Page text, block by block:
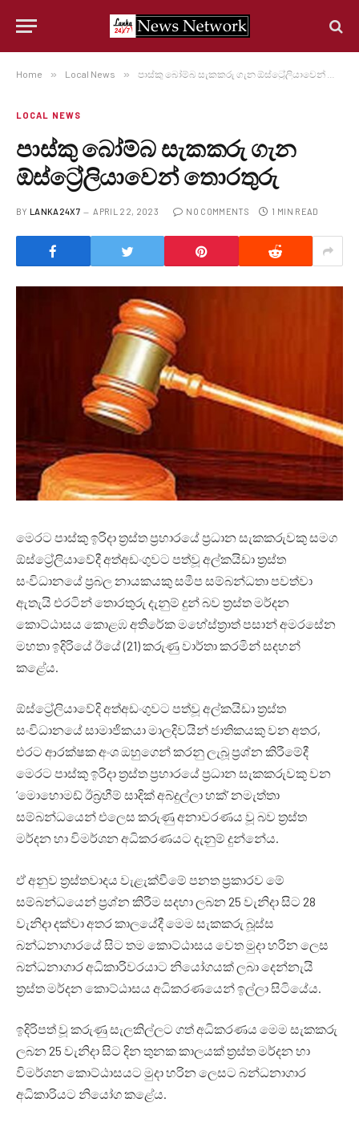
Home » Local News » පාස්කු බෝම්බ සැකකරු ගැන ඕස්ට්‍රේලියාවෙන් තොරතුරු
LOCAL NEWS
පාස්කු බෝම්බ සැකකරු ගැන
ඕස්ට්‍රේලියාවෙන් තොරතුරු
BY LANKA24X7 APRIL 22, 2023 NO COMMENTS 1 MIN READ
මෙරට පාස්කු ඉරිදා ත්‍රස්ත ප්‍රහාරයේ ප්‍රධාන සැකකරුවකු සමග
ඕස්ට්‍රේලියාවේදී අත්අඩංගුවට පත්වූ අල්කයිඩා ත්‍රස්ත
සංවිධානයේ ප්‍රබල නායකයකු සමීප සම්බන්ධතා පවත්වා
ඇතැයි එරටින් තොරතුරු දැනුම් දුන් බව ත්‍රස්ත මර්දන
කොට්ඨාසය කොළඹ අතිරේක මහේස්ත්‍රාත් පසාන් අමරසේන
මහතා ඉදිරියේ ඊයේ (21) කරුණු වාර්තා කරමින් සදහන්
කළේය.
ඕස්ට්‍රේලියාවේදි අත්අඩංගුවට පත්වූ අල්කයිඩා ත්‍රස්ත
සංවිධානයේ සාමාජිකයා මාලදිවයින් ජාතිකයකු වන අතර,
එරට ආරක්ෂක අංශ ඔහුගෙන් කරනු ලැබූ ප්‍රශ්න කිරීමේදී
මෙරට පාස්කු ඉරිදා ත්‍රස්ත ප්‍රහාරයේ ප්‍රධාන සැකකරුවකු වන
‘මොහොමඩ් ඊබ්‍රහීම් සාදික් අබ්දුල්ලා හක්’ නමැත්තා
සම්බන්ධයෙන් එලෙස කරුණු අනාවරණය වූ බව ත්‍රස්ත
මර්දන හා විමර්ශන අධිකරණයට දැනුම් දුන්නේය.
ඒ අනුව ත්‍රස්තවාදය වැළැක්වීමේ පනත ප්‍රකාරව මේ
සම්බන්ධයෙන් ප්‍රශ්න කිරීම සදහා ලබන 25 වැනිදා සිට 28
වැනිදා දක්වා අතර කාලයේදී මෙම සැකකරු බූස්ස
බන්ධනාගාරයේ සිට තම කොට්ඨාසය වෙත මුදා හරින ලෙස
බන්ධනාගාර අධිකාරිවරයාට නියෝගයක් ලබා දෙන්නැයි
ත්‍රස්ත මර්දන කොට්ඨාසය අධිකරණයෙන් ඉල්ලා සිටියේය.
ඉදිරිපත් වූ කරුණු සැලකිල්ලට ගත් අධිකරණය මෙම සැකකරු
ලබන 25 වැනිදා සිට දින තුනක කාලයක් ත්‍රස්ත මර්දන හා
විමර්ශන කොට්ඨාසයට මුදා හරින ලෙසට බන්ධනාගාර
අධිකාරියට නියෝග කළේය.